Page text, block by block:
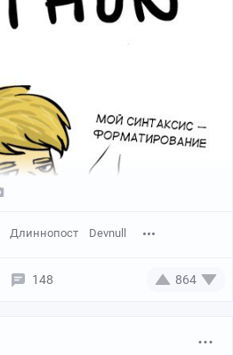
Длиннопост Devnull
148 864